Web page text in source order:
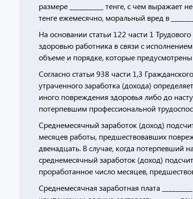
размере __________ тенге, с чем выражает
тенге ежемесячно, моральный вред в
На основании статьи 122 части 1
здоровью работника в связи с
объеме и порядке, которые предусмотрены
Согласно статьи 938 части 1,3
утраченного заработка (дохода)
иного повреждения здоровья либо до
потерпевшим профессиональной
Среднемесячный заработок (доход)
месяцев работы, предшествовавших
двенадцать. В случае, когда потерпевший
среднемесячный заработок (доход)
проработанное число месяцев,
Среднемесячная заработная плата